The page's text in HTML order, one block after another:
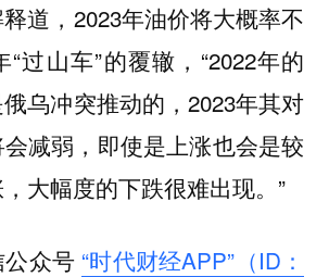
道，2023年油价将大概率不
“过山车”的覆辙，“2022年的
乌冲突推动的，2023年其对
减弱，即使是上涨也会是较
大幅度的下跌很难出现。”
众号 “时代财经APP”（ID：